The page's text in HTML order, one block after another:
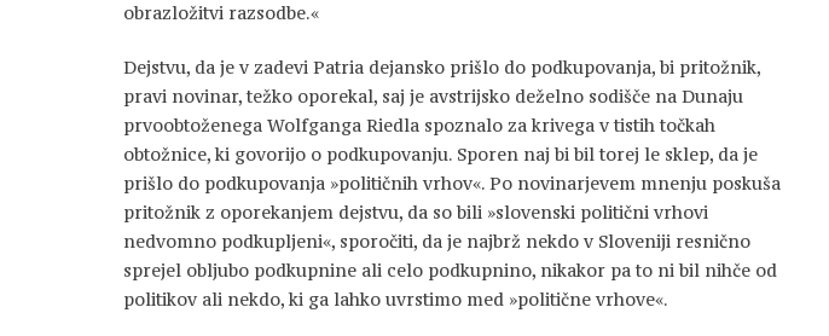
obrazložitvi razsodbe.«
Dejstvu, da je v zadevi Patria dejansko prišlo do podkupovanja, bi pritožnik,
pravi novinar, težko oporekal, saj je avstrijsko deželno sodišče na Dunaju
prvoobtoženega Wolfganga Riedla spoznalo za krivega v tistih točkah
obtožnice, ki govorijo o podkupovanju. Sporen naj bi bil torej le sklep, da je
prišlo do podkupovanja »političnih vrhov«. Po novinarjevem mnenju poskuša
pritožnik z oporekanjem dejstvu, da so bili »slovenski politični vrhovi
nedvomno podkupljeni«, sporočiti, da je najbrž nekdo v Sloveniji resnično
sprejel obljubo podkupnine ali celo podkupnino, nikakor pa to ni bil nihče od
politikov ali nekdo, ki ga lahko uvrstimo med »politične vrhove«.